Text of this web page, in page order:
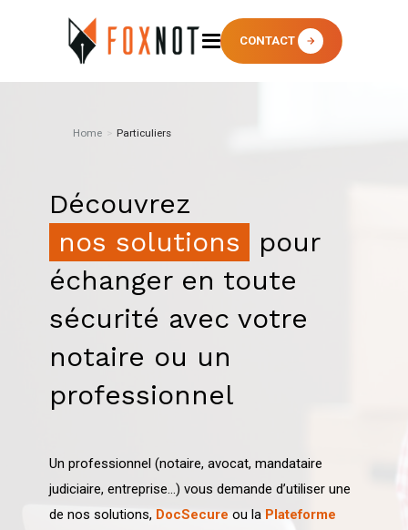
CONTACT
Home > Particuliers
Découvrez
nos solutions
pour
échanger en toute
sécurité avec votre
notaire ou un
professionnel
Un professionnel (notaire, avocat, mandataire
judiciaire, entreprise…) vous demande d’utiliser une
de nos solutions, DocSecure ou la Plateforme